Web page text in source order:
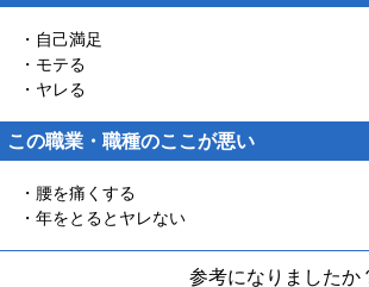
・自己満足
・モテる
・ヤレる
この職業・職種のここが悪い
・腰を痛くする
・年をとるとヤレない
参考になりましたか